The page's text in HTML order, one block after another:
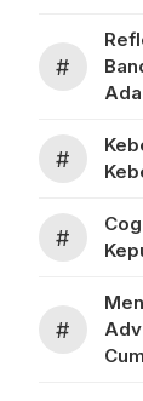
#
#
#
#